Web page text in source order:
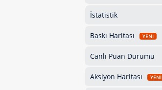
İstatistik
Baskı Haritası YENİ
Canlı Puan Durumu
Aksiyon Haritası YENİ